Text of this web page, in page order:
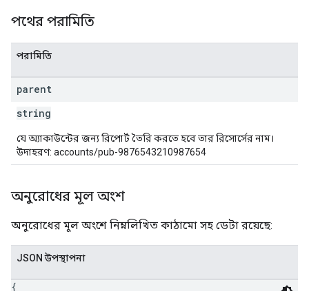
পথের পরামিতি
পরামিতি
parent
string
যে অ্যাকাউন্টের জন্য রিপোর্ট তৈরি করতে হবে তার রিসোর্সের নাম।
উদাহরণ: accounts/pub-9876543210987654
অনুরোধের মূল অংশ
অনুরোধের মূল অংশে নিম্নলিখিত কাঠামো সহ ডেটা রয়েছে:
JSON উপস্থাপনা
{